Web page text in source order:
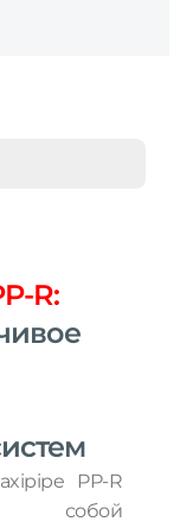
R:
PP-R
собой